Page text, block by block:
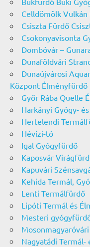
Celldömölk
Csiszta Fürdő
Csokonyavisonta
Dombóvár –
Dunaföldvári
Dunaújvárosi
Központ Élményfürdő
Győr Rába Quelle
Harkányi Gyógy-
Hertelendi
Hévízi-tó
Igal Gyógyfürdő
Kaposvár
Kapuvári
Kehida Termál,
Lenti Termálfürdő
Lipóti Termál és
Mesteri
Nagyatádi Termál-